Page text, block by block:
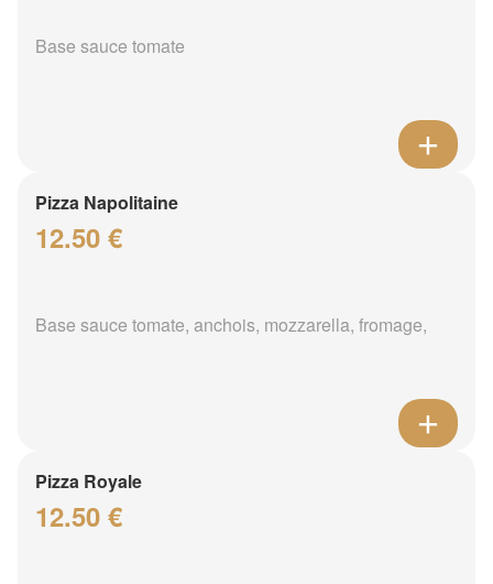
Base sauce tomate
Pizza Napolitaine
12.50 €
Base sauce tomate, anchois, mozzarella, fromage,
Pizza Royale
12.50 €